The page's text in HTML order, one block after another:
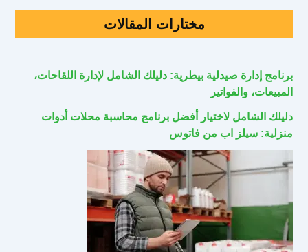
مختارات المقالات
برنامج إدارة صيدلية بيطرية: دليلك الشامل لإدارة اللقاحات،
المبيعات، والفواتير
دليلك الشامل لاختيار أفضل برنامج محاسبة محلات أدوات
منزلية: سيلز اب من فاتوس